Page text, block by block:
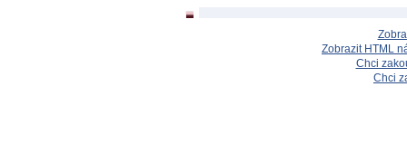
Zobrazit HTML
Chci
Chci